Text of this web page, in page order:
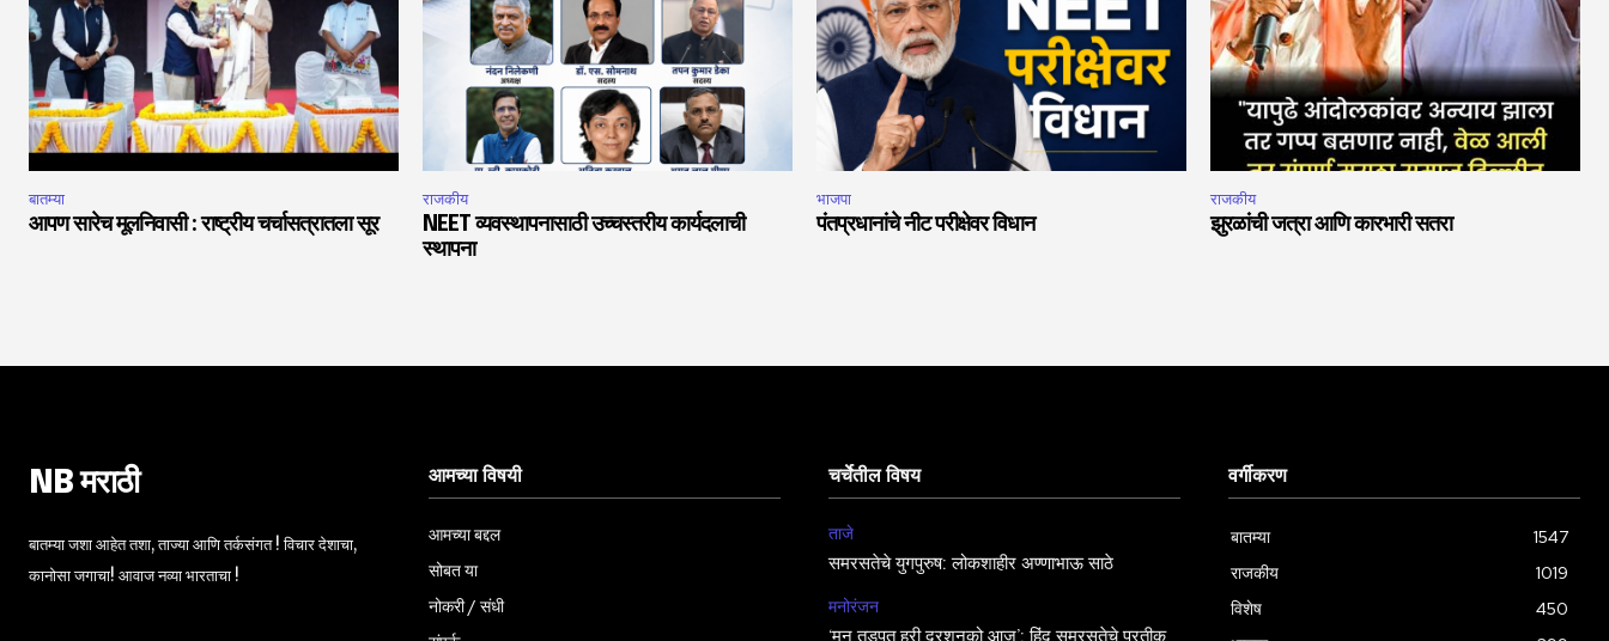
बातम्या
आपण सारेच मूलनिवासी : राष्ट्रीय चर्चासत्रातला सूर
राजकीय
NEET व्यवस्थापनासाठी उच्चस्तरीय कार्यदलाची
स्थापना
भाजपा
पंतप्रधानांचे नीट परीक्षेवर विधान
राजकीय
झुरळांची जत्रा आणि कारभारी सतरा
NB मराठी
बातम्या जशा आहेत तशा, ताज्या आणि तर्कसंगत ! विचार देशाचा,
कानोसा जगाचा! आवाज नव्या भारताचा !
आमच्या विषयी
आमच्या बद्दल
सोबत या
नोकरी / संधी
चर्चेतील विषय
ताजे
समरसतेचे युगपुरुष: लोकशाहीर अण्णाभाऊ साठे
मनोरंजन
वर्गीकरण
बातम्या
1547
राजकीय
1019
विशेष
450